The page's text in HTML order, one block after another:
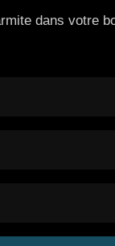
dans votre